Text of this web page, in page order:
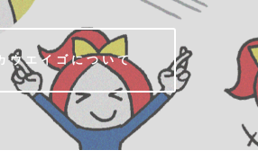
ウエイゴについて